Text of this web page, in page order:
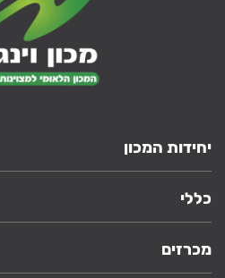
יחידות המכון
כללי
מכרזים